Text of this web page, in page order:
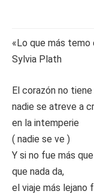
«Lo que más temo
Sylvia Plath
El corazón no
nadie se atreve a
en la intemperie
( nadie se ve )
Y si no fue más
que nada da,
el viaje más lejano